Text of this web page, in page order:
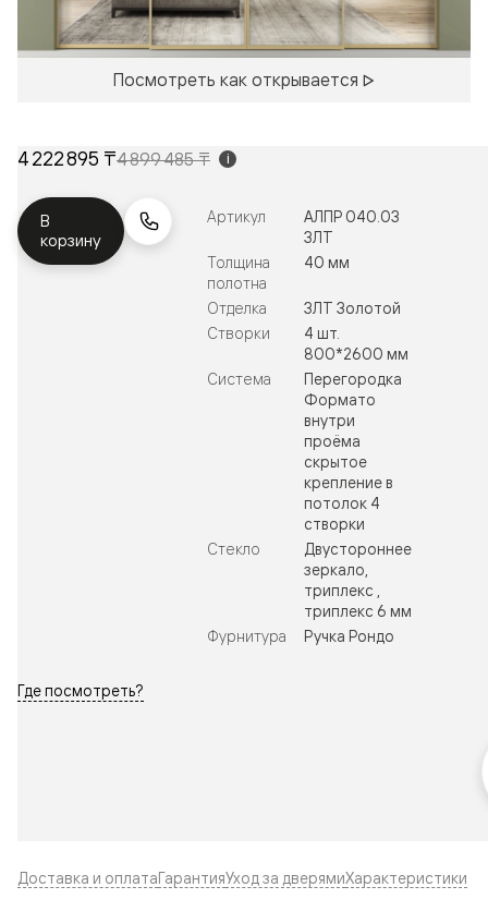
Посмотреть как открывается
4 222 895 ₸4 899 485 ₸ i
В
корзину
Артикул
АЛПР 040.03
ЗЛТ
Толщина
полотна
40 мм
Отделка
ЗЛТ Золотой
Створки
4 шт.
800*2600 мм
Система
Перегородка
Формато
внутри
проёма
скрытое
крепление в
потолок 4
створки
Стекло
Двустороннее
зеркало,
триплекс ,
триплекс 6 мм
Фурнитура
Ручка Рондо
Где посмотреть?
Доставка и оплатаГарантияУход за дверямиХарактеристики